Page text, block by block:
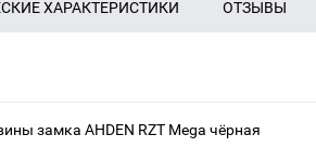
ХАРАКТЕРИСТИКИ ОТЗЫВЫ
замка AHDEN RZT Mega чёрная